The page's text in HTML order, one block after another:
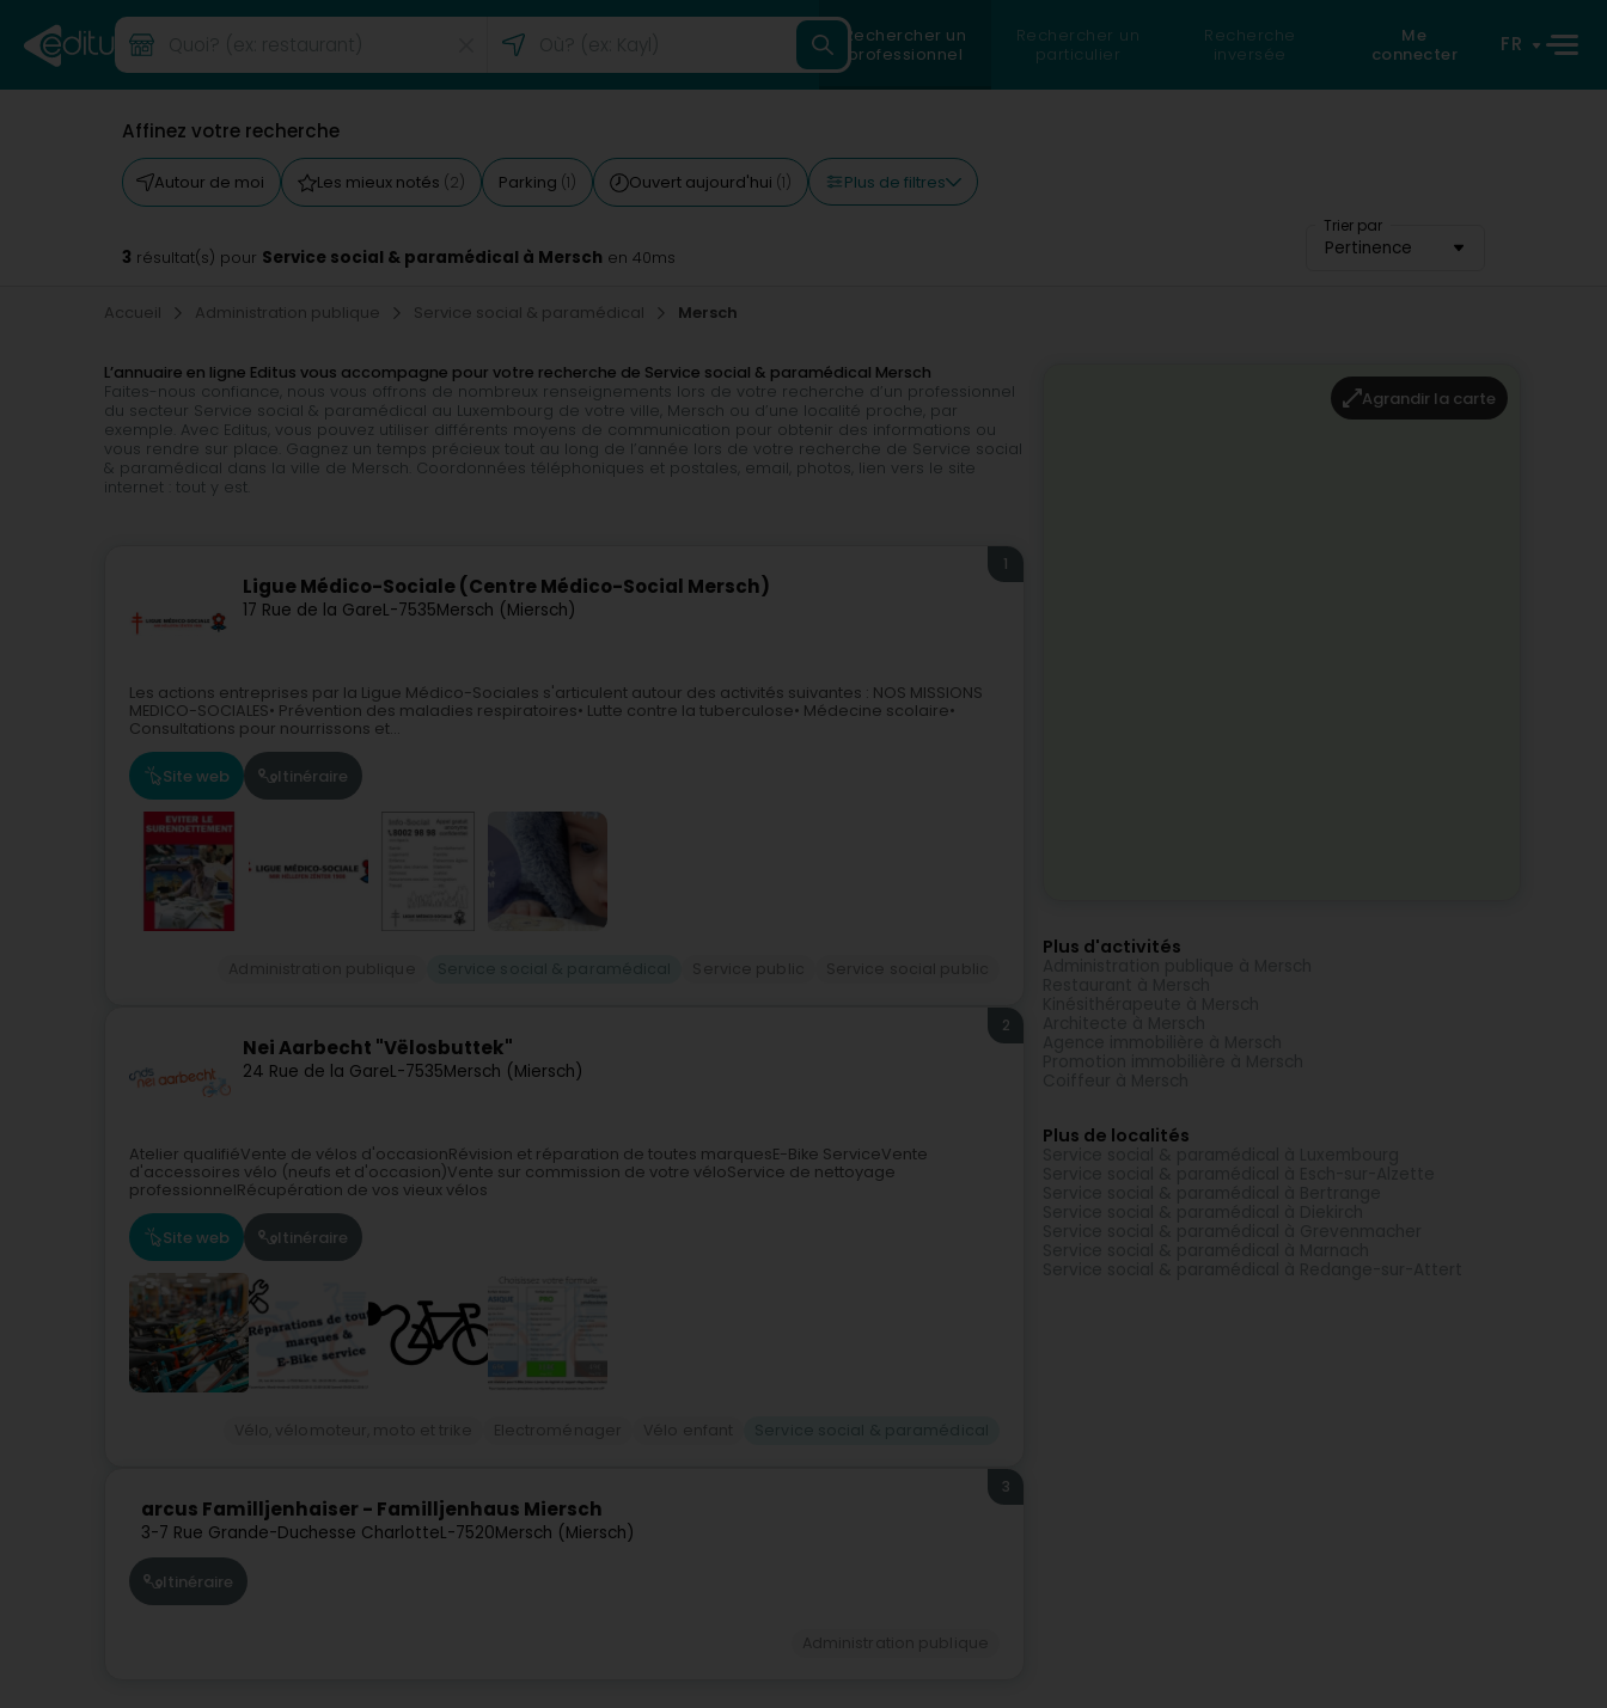
Rechercher un
professionnel
Rechercher un
particulier
Recherche
inversée
Me
connecter
FR
Affinez votre recherche
Autour de moi Les mieux notés (2) Parking (1) Ouvert aujourd'hui (1) Plus de filtres
Trier par
Pertinence
3 résultat(s) pour Service social & paramédical à Mersch en 40ms
Accueil Administration publique Service social & paramédical Mersch
L’annuaire en ligne Editus vous accompagne pour votre recherche de Service social & paramédical Mersch
Faites-nous confiance, nous vous offrons de nombreux renseignements lors de votre recherche d’un professionnel
du secteur Service social & paramédical au Luxembourg de votre ville, Mersch ou d’une localité proche, par
exemple. Avec Editus, vous pouvez utiliser différents moyens de communication pour obtenir des informations ou
vous rendre sur place. Gagnez un temps précieux tout au long de l’année lors de votre recherche de Service social
& paramédical dans la ville de Mersch. Coordonnées téléphoniques et postales, email, photos, lien vers le site
internet : tout y est.
Ligue Médico-Sociale (Centre Médico-Social Mersch)
17 Rue de la GareL-7535Mersch (Miersch)
1
Les actions entreprises par la Ligue Médico-Sociales s'articulent autour des activités suivantes : NOS MISSIONS
MEDICO-SOCIALES• Prévention des maladies respiratoires• Lutte contre la tuberculose• Médecine scolaire•
Consultations pour nourrissons et...
Site web Itinéraire
Nei Aarbecht "Vëlosbuttek"
24 Rue de la GareL-7535Mersch (Miersch)
2
Atelier qualifiéVente de vélos d'occasionRévision et réparation de toutes marquesE-Bike ServiceVente
d'accessoires vélo (neufs et d'occasion)Vente sur commission de votre véloService de nettoyage
professionnelRécupération de vos vieux vélos
Site web Itinéraire
arcus Familljenhaiser - Familljenhaus Miersch
3-7 Rue Grande-Duchesse CharlotteL-7520Mersch (Miersch)
3
Itinéraire
Agrandir la carte
Plus d'activités
Plus de localités